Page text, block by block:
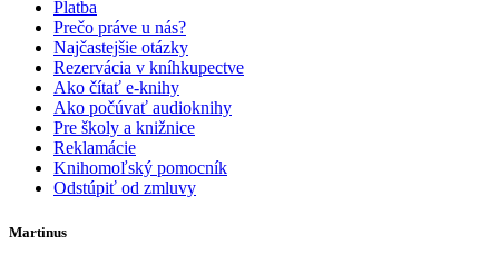
Platba
Prečo práve u nás?
Najčastejšie otázky
Rezervácia v kníhkupectve
Ako čítať e-knihy
Ako počúvať audioknihy
Pre školy a knižnice
Reklamácie
Knihomoľský pomocník
Odstúpiť od zmluvy
Martinus